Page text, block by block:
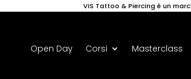
VIS Tattoo & Piercing è un
Open Day Corsi Masterclass